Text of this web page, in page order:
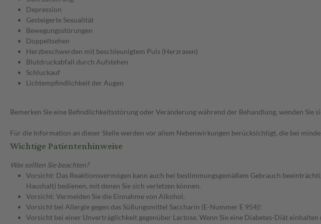
Depression
Gesteigerte Sexualität
Bewegungsstörungen
Doppeltsehen
Herzbeschwerden mit beschleunigtem Puls (Herzrasen)
Blutdruckabfall durch Aufstehen
Schluckauf
Lichtempfindlichkeit der Augen
Bemerken Sie eine Befindlichkeitsstörung oder Veränderung während der Behandlung, wenden Sie
Für die Information an dieser Stelle werden vor allem Nebenwirkungen berücksichtigt, die bei
Wichtige Patientenhinweise
Was sollten Sie beachten?
Vorsicht: Das Reaktionsvermögen kann auch bei bestimmungsgemäßem Gebrauch
Haushalt) bedienen, mit denen Sie sich verletzen können.
Vorsicht: Vermeiden Sie die Einnahme von Alkohol.
Vorsicht bei Allergie gegen das Süßungsmittel Saccharin (E-Nummer E 954)!
Vorsicht bei einer Unverträglichkeit gegenüber Lactose. Wenn Sie eine Diabetes-Diät